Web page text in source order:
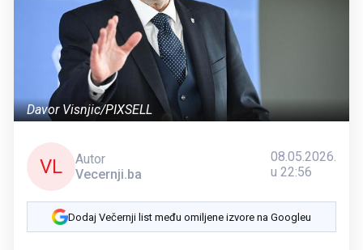
Davor Visnjic/PIXSELL
VL
Autor
Vecernji.ba
08.05.2026.
u 22:56
Dodaj Večernji list među omiljene izvore na Googleu